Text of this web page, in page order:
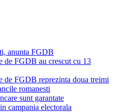
anunta FGDB
de FGDB au crescut cu 13
de FGDB reprezinta doua treimi
romanesti
sunt garantate
campania electorala